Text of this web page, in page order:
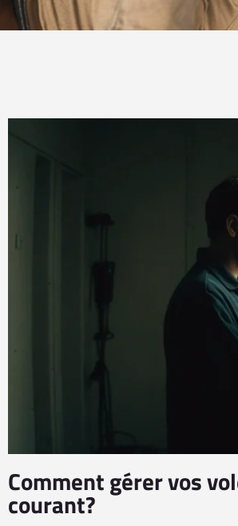
Comment gérer vos
courant?